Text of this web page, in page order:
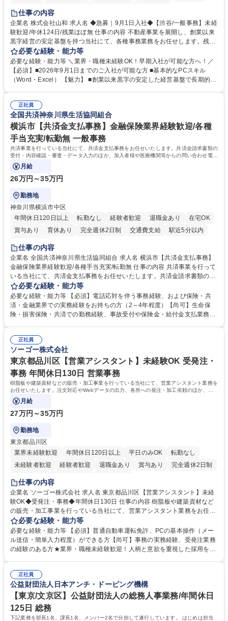
育休あり 完全週休2日制
仕事の内容
企業名 株式会社山和 求人名 ◆急募｜9月1日入社◆【渋谷/一般事務】未経
験歓迎/年休124日/残業ほぼ無 仕事の内容 不動産事業を展開し、創業以来
黒字経営の安定基盤を持つ当社にて、各種事務業務をお任せします。残業
がほぼ発生せず、連続した日程の有給取得が可能なため、WLBを整えたい
方にお勧めの環境です！ 入社後はOJTを通じて丁寧に研修を行いますの
で、事務未経験の方でも安心して臨むことができます。 【業務詳細】■電
話・来客対応 ■物件の鍵や社内の備品管理 ■データ入力や書類作成 ■契約
必要な経験・能力等
必要な経験・能力等 ＼業界・職種未経験OK！早期入社が可能な方へ！／
【必須】■2026年9月1日までのご入社が可能な方 ■基本的なPCスキル
（Word・Excel） 【魅力】 ■創業以来黒字の安定した経営基盤で長期的に
のOJTで業務を習得可能、未経験でもしっかりサポート 学歴・資格 学
歴：大学院 大学 高専 短大 語学力： 資格：
正社員
全国共済神奈川県生活協同組合
横浜市【共済金支払事務】金融保険業界経験歓迎/各種
手当充実/転勤無 一般事務
共済事業を行っている当社にて、共済金支払事務をお任せいたします。共済金請求書類の
受付・内容確認・審査・データ入力のほか、加入者様や医療機関等からの問い合わせ電話
対応や書類発送等を担当します。
月給
26万円～35万円
勤務地
神奈川県横浜市中区
年間休日120日以上
転勤なし 経験者歓迎 退職金あり
在宅OK
賞与あり
育休あり 完全週休2日制 交通費支給
駅近5分以内
土日祝休み
仕事の内容
企業名 全国共済神奈川県生活協同組合 求人名 横浜市【共済金支払事務】
金融保険業界経験歓迎/各種手当充実/転勤無 仕事の内容 共済事業を行って
いる当社にて、共済金支払事務をお任せいたします。共済金請求書類の受
付・内容確認・審査・データ入力のほか、加入者様や医療機関等からの問
い合わせ電話対応や書類発送等を担当します。 ■共済金請求書類の受付、
内容確認、および共済金支払に関する審査・事務処理業務全般を担当 ■専
用システムへのデータ入力、各種必要書類の作成・発送作業 ■加入者様や
指定する業務 募集職種 横浜市【共済金支払事務】金融保険業界経験歓迎/
各種手当充実/転勤無
必要な経験・能力等
必要な経験・能力等 【必須】電話応対を伴う事務経験、および保険・共
済・金融業界での実務経験をお持ちの方（2～4年程度）【尚可】生命保
険・損害保険・共済での勤務経験、事故受付や保険金・給付金支払業務経
務へのキャリアチェンジ希望者も大歓迎です！ 学歴・資格 学歴：大学院
大学 高専 短大 専修学校 高校 語学力： 資格：
正社員
ソーゴー株式会社
東京都品川区【営業アシスタント】未経験OK 受発注・
事務 年間休日130日 営業事務
樹脂板や建築資材などの販売・加工事業を行っている当社にて、営業アシスタント業務を
お任せいたします。注文対応やWebデータの出力、各所への発注・加工依頼のほか、電
話・メール対応等の事務業務を担当します。
月給
27万円～35万円
勤務地
東京都品川区
業界未経験歓迎
年間休日120日以上 平日のみOK
転勤なし
未経験者歓迎
経験者歓迎 退職金あり 賞与あり
完全週休2日制
交通費支給
仕事の内容
企業名 ソーゴー株式会社 求人名 東京都品川区【営業アシスタント】未経
験OK◆受発注・事務◆年間休日130日 仕事の内容 樹脂板や建築資材など
の販売・加工事業を行っている当社にて、営業アシスタント業務をお任せ
いたします。注文対応やWebデータの出力、各所への発注・加工依頼のほ
か、電話・メール対応等の事務業務を担当します。 ■受注・発注業務：FA
Xによる注文対応、Web発注データのプリントアウト、各仕入先・協力会
社への発注および加工依頼等 ■納品書・請求書の作成および発送手配 ■商
当社の指定する業務 募集職種 東京都品川区【営業アシスタント】未経験O
K◆受発注・事務◆年間休日130日
必要な経験・能力等
必要な経験・能力等 【必須】普通自動車運転免許、PCの基本操作（メー
ル送信・簡単入力程度）ができる方【尚可】事務の実務経験、受発注業務
の経験のある方★業界・職種未経験歓迎！人柄と意欲を重視した採用を行
変化に臨機応変かつ柔軟に対応できる方、約束を守り正確に作業を進めら
れる方を求めています。高度なPCスキルや関数知識は一切不要です。丁
寧な指導体制が整っているため、安心してお仕事をスタートしていただけ
ます。 学歴・資格 学歴：大学院 大学 高専 短大 専修学校 高校 語学力：
資格：
正社員
公益財団法人日本アンチ・ドーピング機構
【東京/文京区】公益財団法人の総務人事業務/年間休日
125日 総務
下記業務を部長1名、課長1名、メンバー2名で分担して遂行しています。 はじめは担当